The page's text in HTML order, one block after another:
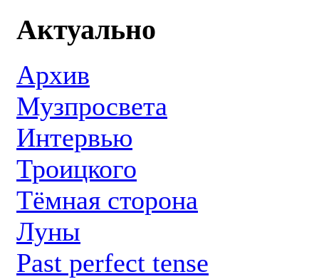
Актуально
Архив
Музпросвета
Интервью
Троицкого
Тёмная сторона
Луны
Past perfect tense